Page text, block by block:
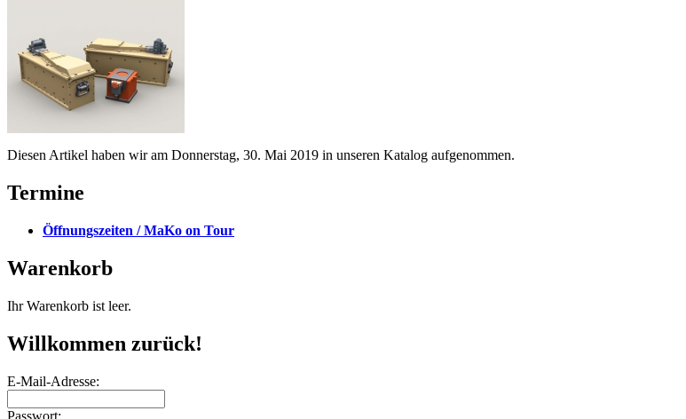
Diesen Artikel haben wir am Donnerstag, 30. Mai 2019 in unseren Katalog aufgenommen.
Termine
Öffnungszeiten / MaKo on Tour
Warenkorb
Ihr Warenkorb ist leer.
Willkommen zurück!
E-Mail-Adresse:
Passwort: